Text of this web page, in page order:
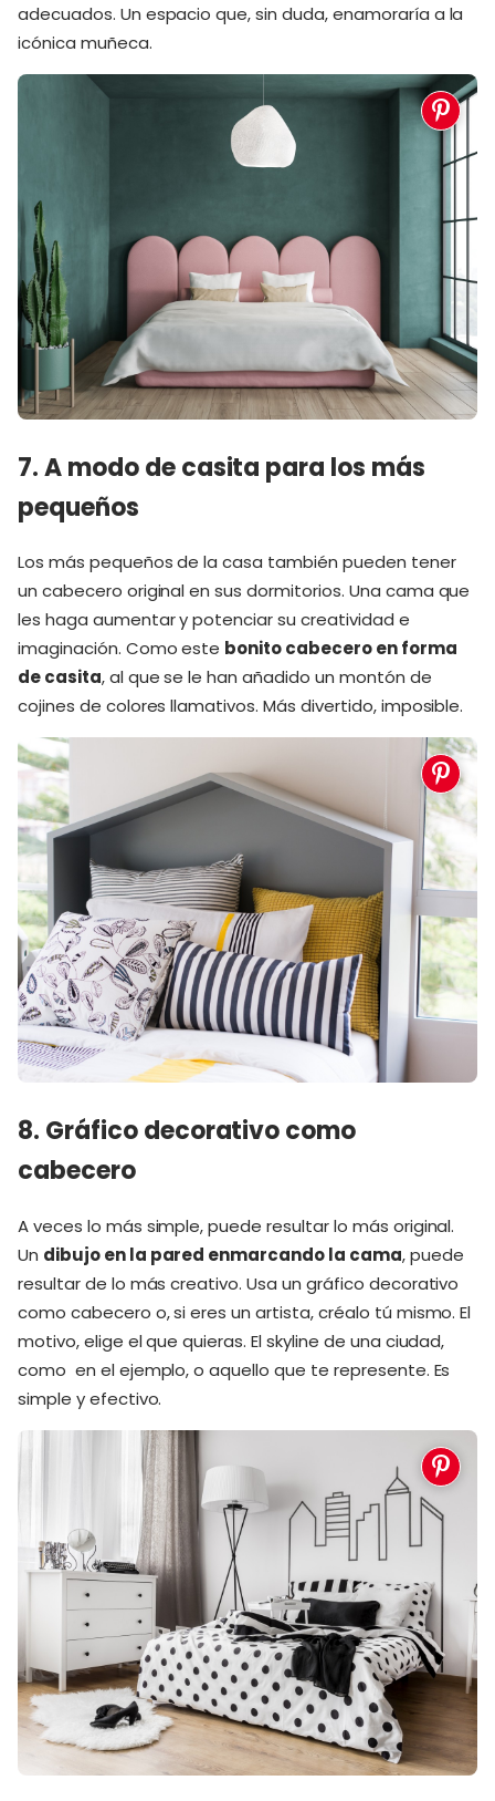
adecuados. Un espacio que, sin duda, enamoraría a la
icónica muñeca.
7. A modo de casita para los más
pequeños
Los más pequeños de la casa también pueden tener
un cabecero original en sus dormitorios. Una cama que
les haga aumentar y potenciar su creatividad e
imaginación. Como este bonito cabecero en forma
de casita, al que se le han añadido un montón de
cojines de colores llamativos. Más divertido, imposible.
8. Gráfico decorativo como
cabecero
A veces lo más simple, puede resultar lo más original.
Un dibujo en la pared enmarcando la cama, puede
resultar de lo más creativo. Usa un gráfico decorativo
como cabecero o, si eres un artista, créalo tú mismo. El
motivo, elige el que quieras. El skyline de una ciudad,
como en el ejemplo, o aquello que te represente. Es
simple y efectivo.